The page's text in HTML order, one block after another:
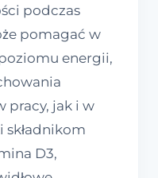
podczas
pomagać w
energii,
pracy, jak i w
składnikom
D3,